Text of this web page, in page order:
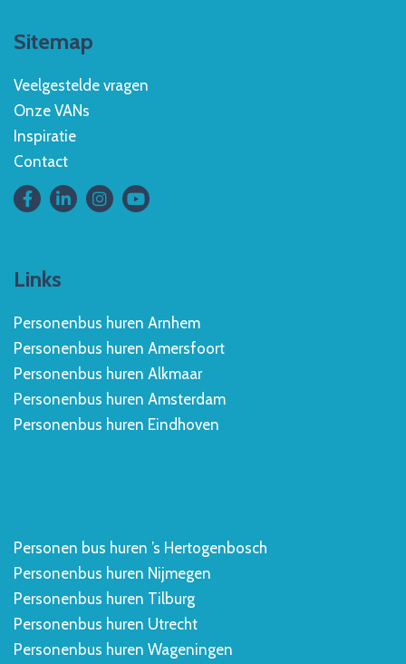
Sitemap
Veelgestelde vragen
Onze VANs
Inspiratie
Contact
Links
Personenbus huren Arnhem
Personenbus huren Amersfoort
Personenbus huren Alkmaar
Personenbus huren Amsterdam
Personenbus huren Eindhoven
Personen bus huren ’s Hertogenbosch
Personenbus huren Nijmegen
Personenbus huren Tilburg
Personenbus huren Utrecht
Personenbus huren Wageningen